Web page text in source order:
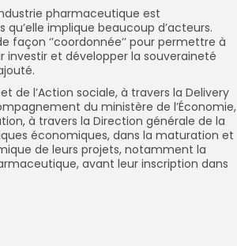
pharmaceutique est
qu’elle implique beaucoup d’acteurs.
façon ‘’coordonnée’’ pour permettre à
investir et développer la souveraineté
de l’Action sociale, à travers la Delivery
du ministère de l’Économie,
à travers la Direction générale de la
économiques, dans la maturation et
de leurs projets, notamment la
avant leur inscription dans